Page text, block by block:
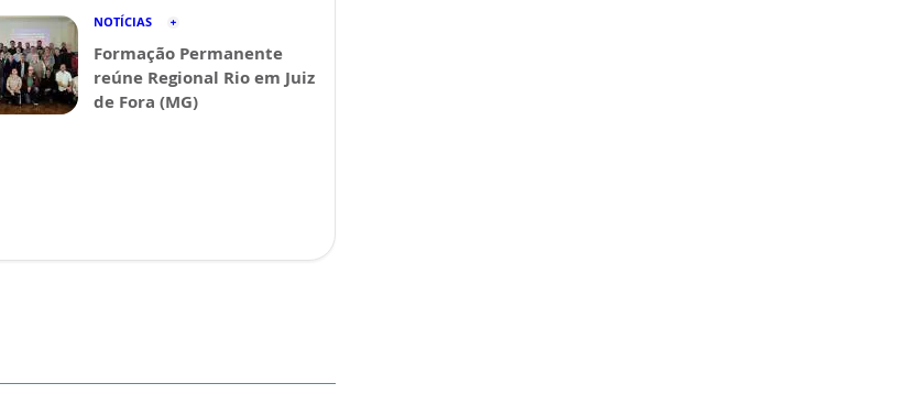
NOTÍCIAS
Formação Permanente
reúne Regional Rio em Juiz
de Fora (MG)